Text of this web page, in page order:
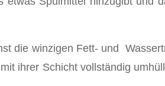
die winzigen Fett- und
ihrer Schicht vollständig